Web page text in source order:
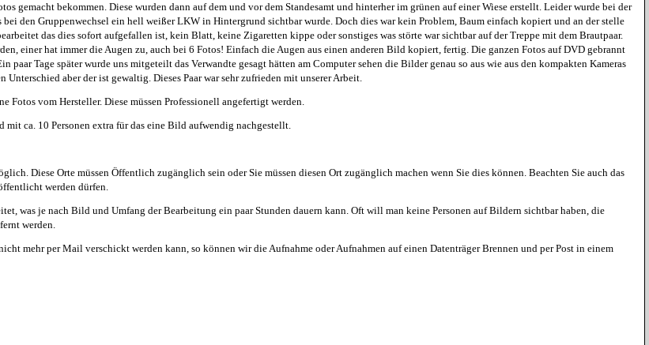
gemacht bekommen. Diese wurden dann auf dem und vor dem Standesamt und hinterher im grünen auf einer Wiese erstellt. Leider wurde bei der
den Gruppenwechsel ein hell weißer LKW in Hintergrund sichtbar wurde. Doch dies war kein Problem, Baum einfach kopiert und an der stelle
das dies sofort aufgefallen ist, kein Blatt, keine Zigaretten kippe oder sonstiges was störte war sichtbar auf der Treppe mit dem Brautpaar.
einer hat immer die Augen zu, auch bei 6 Fotos! Einfach die Augen aus einen anderen Bild kopiert, fertig. Die ganzen Fotos auf DVD gebrannt
Tage später wurde uns mitgeteilt das Verwandte gesagt hätten am Computer sehen die Bilder genau so aus wie aus den kompakten Kameras
Unterschied aber der ist gewaltig. Dieses Paar war sehr zufrieden mit unserer Arbeit.
Fotos vom Hersteller. Diese müssen Professionell angefertigt werden.
mit ca. 10 Personen extra für das eine Bild aufwendig nachgestellt.
Diese Orte müssen Öffentlich zugänglich sein oder Sie müssen diesen Ort zugänglich machen wenn Sie dies können. Beachten Sie auch das
werden dürfen.
was je nach Bild und Umfang der Bearbeitung ein paar Stunden dauern kann. Oft will man keine Personen auf Bildern sichtbar haben, die
werden.
mehr per Mail verschickt werden kann, so können wir die Aufnahme oder Aufnahmen auf einen Datenträger Brennen und per Post in einem